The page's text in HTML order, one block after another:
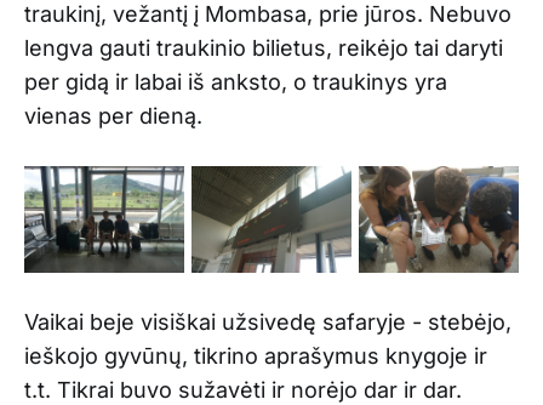
traukinį, vežantį į Mombasa, prie jūros. Nebuvo
lengva gauti traukinio bilietus, reikėjo tai daryti
per gidą ir labai iš anksto, o traukinys yra
vienas per dieną.
Vaikai beje visiškai užsivedę safaryje - stebėjo,
ieškojo gyvūnų, tikrino aprašymus knygoje ir
t.t. Tikrai buvo sužavėti ir norėjo dar ir dar.